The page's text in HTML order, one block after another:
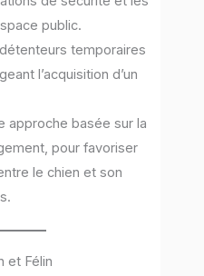
public.
temporaires
l’acquisition d’un
approche basée sur la
pour favoriser
le chien et son
et Félin